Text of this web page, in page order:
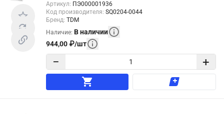
Артикул: ПЭ000001936
Код производителя: SQ0204-0044
Бренд: TDM
Наличие: В наличии
944,00 ₽/шт
− +